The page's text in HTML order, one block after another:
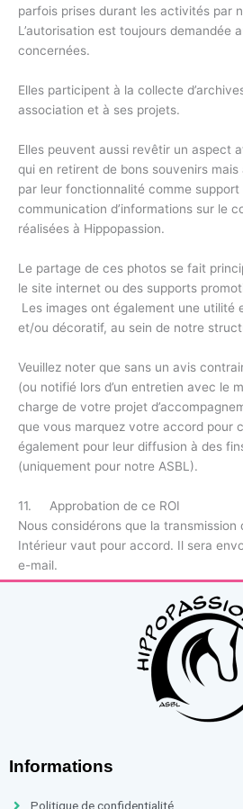
parfois prises durant les activités par
L’autorisation est toujours demandée
concernées.
Elles participent à la collecte
association et à ses projets.
Elles peuvent aussi revêtir un aspect
qui en retirent de bons souvenirs
par leur fonctionnalité comme support
communication d’informations sur le
réalisées à Hippopassion.
Le partage de ces photos se fait
le site internet ou des supports
Les images ont également une utilité
et/ou décoratif, au sein de notre
Veuillez noter que sans un avis
(ou notifié lors d’un entretien avec le
charge de votre projet
que vous marquez votre accord pour
également pour leur diffusion à des
(uniquement pour notre ASBL).
11. Approbation de ce ROI
Nous considérons que la transmission
Intérieur vaut pour accord. Il sera
e-mail.
Informations
Politique de confidentialité